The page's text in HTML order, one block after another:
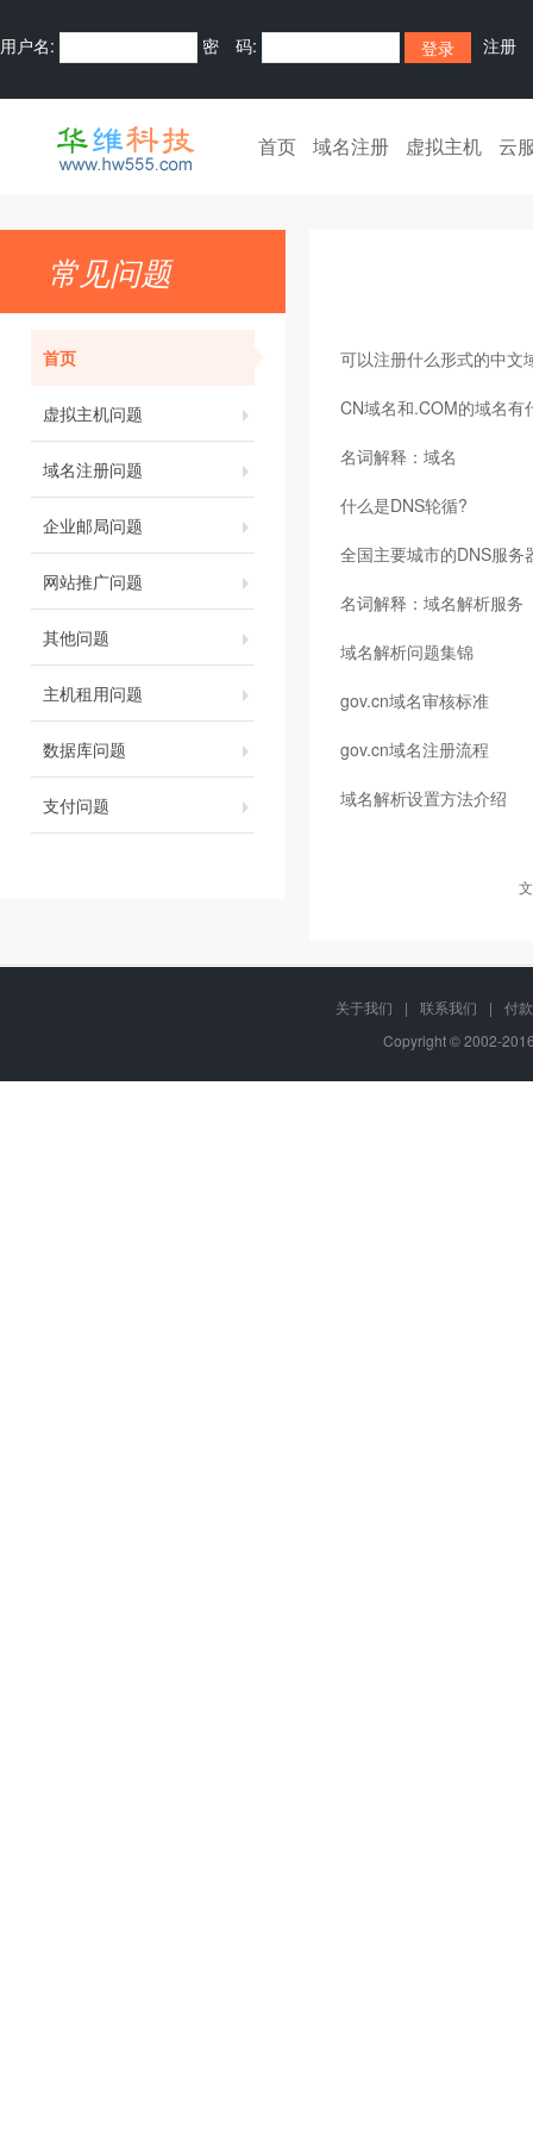
用户名: 密 码: 注册
首页 域名注册 虚拟主机 云
常见问题
首页
虚拟主机问题
域名注册问题
企业邮局问题
网站推广问题
其他问题
主机租用问题
数据库问题
支付问题
可以注册什么形式的中文
CN域名和.COM的域名有
名词解释：域名
什么是DNS轮循?
全国主要城市的DNS服务
名词解释：域名解析服务
域名解析问题集锦
gov.cn域名审核标准
gov.cn域名注册流程
域名解析设置方法介绍
关于我们 | 联系我们 |
付
Copyright © 2002-